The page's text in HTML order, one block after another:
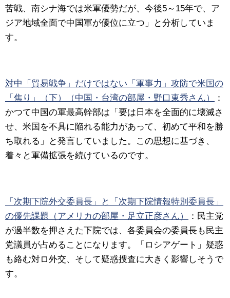
苦戦、南シナ海では米軍優勢だが、今後5～15年で、ア
ジア地域全面で中国軍が優位に立つ」と分析していま
す。
対中「貿易戦争」だけではない「軍事力」攻防で米国の
「焦り」（下）（中国・台湾の部屋・野口東秀さん）
：
かつて中国の軍最高幹部は「要は日本を全面的に壊滅さ
せ、米国を不具に陥れる能力があって、初めて平和を勝
ち取れる」と発言していました。この思想に基づき、
着々と軍備拡張を続けているのです。
「次期下院外交委員長」と「次期下院情報特別委員長」
の優先課題（アメリカの部屋・足立正彦さん）
：民主党
が過半数を押さえた下院では、各委員会の委員長も民主
党議員が占めることになります。「ロシアゲート」疑惑
も絡む対ロ外交、そして疑惑捜査に大きく影響しそうで
す。